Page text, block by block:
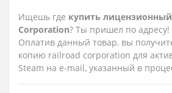
Ищешь где купить
Corporation? Ты пришел по адресу!
Оплатив данный товар, вы
копию railroad corporation для
Steam на e-mail, указанный в